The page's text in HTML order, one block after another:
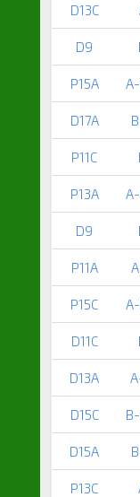
D13C
D9
P15A
D17A
P11C
P13A
D9
P11A
P15C
D11C
D13A
D15C
D15A
P13C